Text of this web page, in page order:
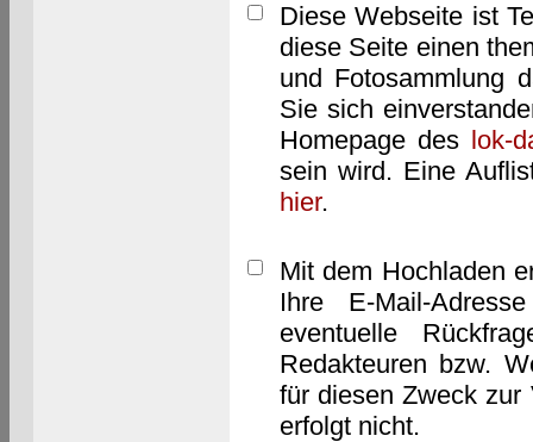
Diese Webseite ist
diese Seite einen
und Fotosammlung
Sie sich
Homepage des lok-
sein wird. Eine
hier.
Mit dem Hochladen
Ihre E-Mail-
eventuelle
Redakteuren bzw.
für diesen Zweck zur
erfolgt nicht.